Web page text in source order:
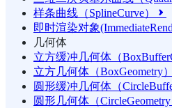
样条曲线（SplineCurve） 
即时渲染对象
几何体
立方缓冲几何体（
立方几何体（BoxGeometry）
圆形缓冲几何体（
圆形几何体（CircleGeometry